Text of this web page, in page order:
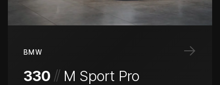
→
BMW
330 // M Sport Pro